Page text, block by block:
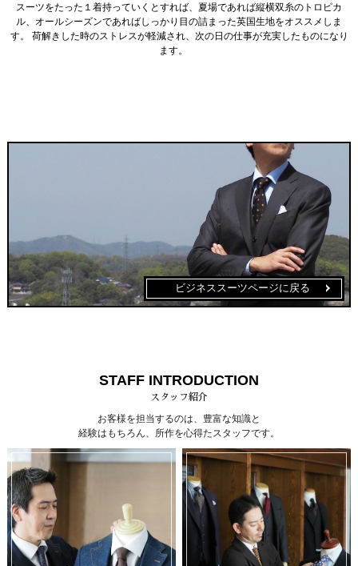
スーツをたった１着持っていくとすれば、夏場であれば縦横双糸のトロピカ
ル、オールシーズンであればしっかり目の詰まった英国生地をオススメしま
す。 荷解きした時のストレスが軽減され、次の日の仕事が充実したものになり
ます。
ビジネススーツページに戻る
STAFF INTRODUCTION
スタッフ紹介
お客様を担当するのは、豊富な知識と
経験はもちろん、所作を心得たスタッフです。